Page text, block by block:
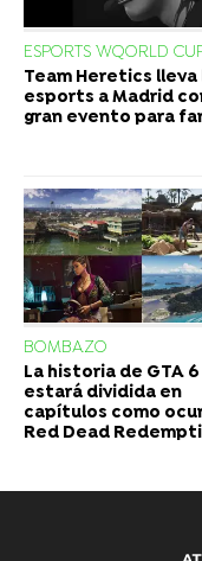
ESPORTS WQORLD
Team Heretics lleva
esports a Madrid
gran evento para
BOMBAZO
La historia de GTA 6
estará dividida en
capítulos como
Red Dead